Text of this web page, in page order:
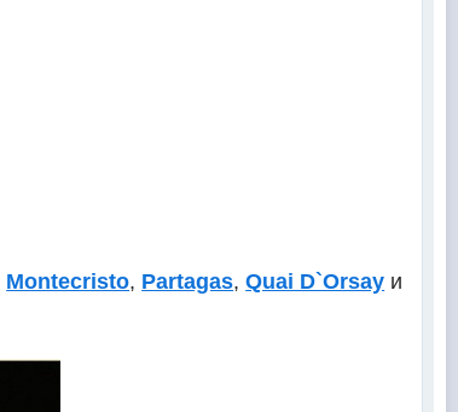
Montecristo, Partagas,Quai D`Orsay и